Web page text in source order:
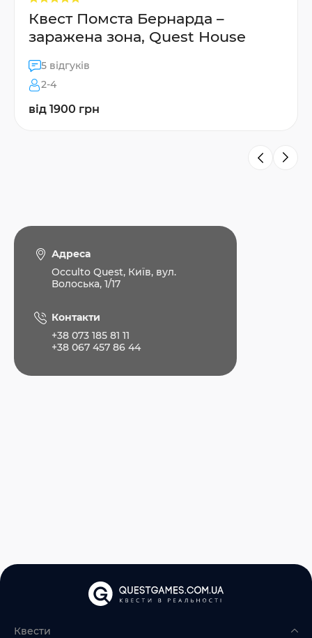
Квест Помста Бернарда –
заражена зона, Quest House
5 відгуків
2-4
від 1900 грн
Адреса
Occulto Quest, Київ, вул.
Волоська, 1/17
Контакти
+38 073 185 81 11
+38 067 457 86 44
Квести